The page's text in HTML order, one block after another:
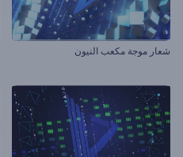
شعار موجة مكعب النيون